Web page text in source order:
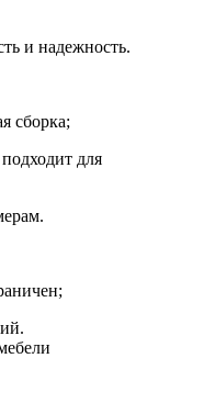
и надежность.
сборка;
для